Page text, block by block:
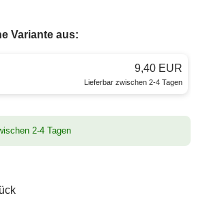
Variante aus:
9,40 EUR
Lieferbar zwischen 2-4 Tagen
2-4 Tagen